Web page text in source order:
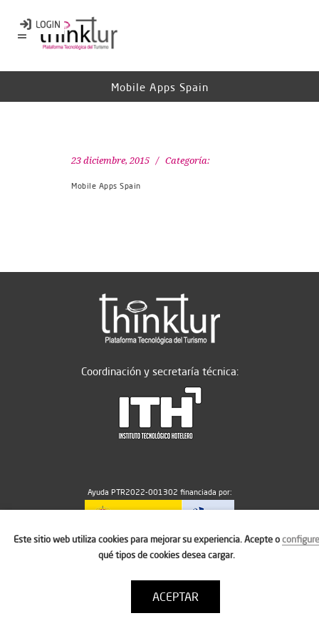
Mobile Apps Spain
23 diciembre, 2015 Categoría:
Mobile Apps Spain
Coordinación y secretaría técnica:
Ayuda PTR2022-001302 financiada por:
MICIU/AEI/10.13039/501100011033
Política de cookies
Condiciones de uso
Este sitio web utiliza cookies para mejorar su experiencia. Acepte oconfigure
qué tipos de cookies desea cargar.
ACEPTAR